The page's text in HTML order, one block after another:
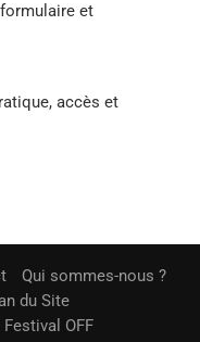
et
accès et
Qui sommes-nous ?
du Site
OFF